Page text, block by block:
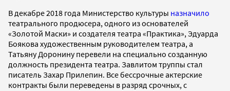
В декабре 2018 года Министерство культуры назначило
театрального продюсера, одного из основателей
«Золотой Маски» и создателя театра «Практика», Эдуарда
Боякова художественным руководителем театра, а
Татьяну Доронину перевели на специально созданную
должность президента театра. Завлитом труппы стал
писатель Захар Прилепин. Все бессрочные актерские
контракты были переведены в разряд срочных, с